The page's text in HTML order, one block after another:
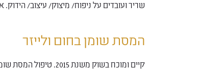
שריר ועובדים על ניפוח/ מיצוק/ עיצוב/
המסת שומן בחום ולייזר
קיים ומוכח בשוק